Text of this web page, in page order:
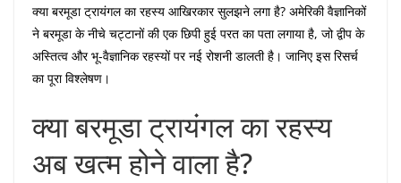
क्या बरमूडा ट्रायंगल का रहस्य आखिरकार सुलझने लगा है? अमेरिकी वैज्ञानिकों
ने बरमूडा के नीचे चट्टानों की एक छिपी हुई परत का पता लगाया है, जो द्वीप के
अस्तित्व और भू-वैज्ञानिक रहस्यों पर नई रोशनी डालती है। जानिए इस रिसर्च
का पूरा विश्लेषण।
क्या बरमूडा ट्रायंगल का रहस्य
अब खत्म होने वाला है?